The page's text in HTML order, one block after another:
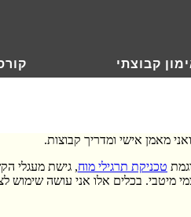
קבוצתי
מאמן אישי ומדריך קבוצות.
טכניקת תרגילי מוח
מיטבי. בכלים אלו אני עושה שימוש